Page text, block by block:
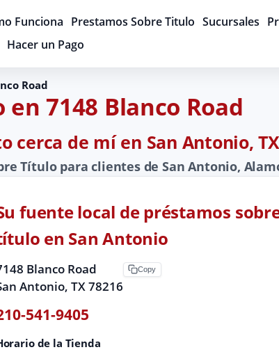
Funciona Prestamos Sobre Titulo Sucursales
Hacer un Pago
Road
7148 Blanco Road
cerca de mí en San Antonio, TX
Título para clientes de San Antonio,
fuente local de préstamos
en San Antonio
Blanco Road
Antonio, TX 78216
Copy
541-9405
de la Tienda